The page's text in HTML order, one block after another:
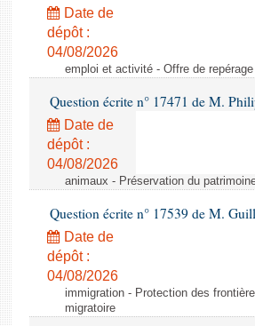
Date de
dépôt :
04/08/2026
emploi et activité - Offre de
Question écrite n° 17471 de M.
Date de
dépôt :
04/08/2026
animaux - Préservation du
Question écrite n° 17539 de M.
Date de
dépôt :
04/08/2026
immigration - Protection des
migratoire